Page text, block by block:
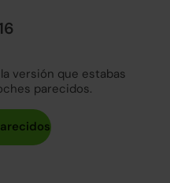
versión que estabas
parecidos.